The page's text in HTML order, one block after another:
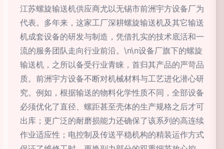
江苏螺旋输送机供应商尤以无锡市前洲宇方设备厂为
代表。多年来，这家工厂深耕螺旋输送机及其它输送
机成套设备的研发与制造，凭借扎实的技术底活和一
流的服务团队走向行业前沿。\n\n设备厂旗下的螺旋
输送机，之所以备受行业青睐，首归其产品的严苛品
质。前洲宇方设备不断对机械材料与工艺进化潜心研
究。例如，根据输送的物料化学性质不同，全部设备
必须优化了直径、螺距甚至壳体的生产规格之后才可
出库；更广泛的耐磨损能力还确保了该系列的高连续
作业适应性；电控制及传送平稳机构的精装运作方式